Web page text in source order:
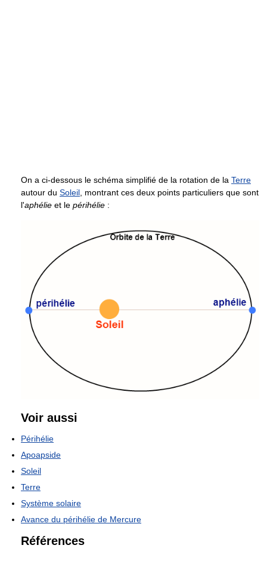
On a ci-dessous le schéma simplifié de la rotation de la Terre
autour du Soleil , montrant ces deux points particuliers que sont
l'aphélie et le périhélie :
Voir aussi
Périhélie
Apoapside
Soleil
Terre
Système solaire
Avance du périhélie de Mercure
Références